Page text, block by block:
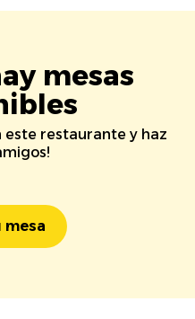
mesas
este restaurante y haz
mesa